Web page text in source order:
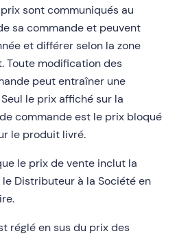
sont communiqués au
sa commande et peuvent
et différer selon la zone
Toute modification des
peut entraîner une
le prix affiché sur la
commande est le prix bloqué
le produit livré.
le prix de vente inclut la
Distributeur à la Société en
réglé en sus du prix des